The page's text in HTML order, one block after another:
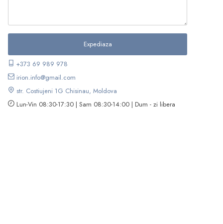
+373 69 989 978
irion.info@gmail.com
str. Costiujeni 1G Chisinau, Moldova
Lun-Vin 08:30-17:30 | Sam 08:30-14:00 | Dum - zi libera